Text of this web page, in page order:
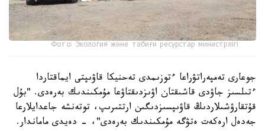
Фото: Экология және табиғи ресурстар министрлігі
جوعارى تەمپەراتۋراعا ءتوزىمدى تەحنيكا قاۋىپتى ايماقتاردا
ءتىلسىز جاۋدى قاشىقتان اۋىزدىقتاۋعا مۇمكىندىك بەرەدى. "بۇل
قۇتقارۋشىلاردىڭ قاۋىپسىزدىگىن ارتتىرىپ، توتەنشە جاعدايلارعا
جەدەل ارەكەت ەتۋگە مۇمكىندىك بەرەدى"، - دەيدى ماماندار.